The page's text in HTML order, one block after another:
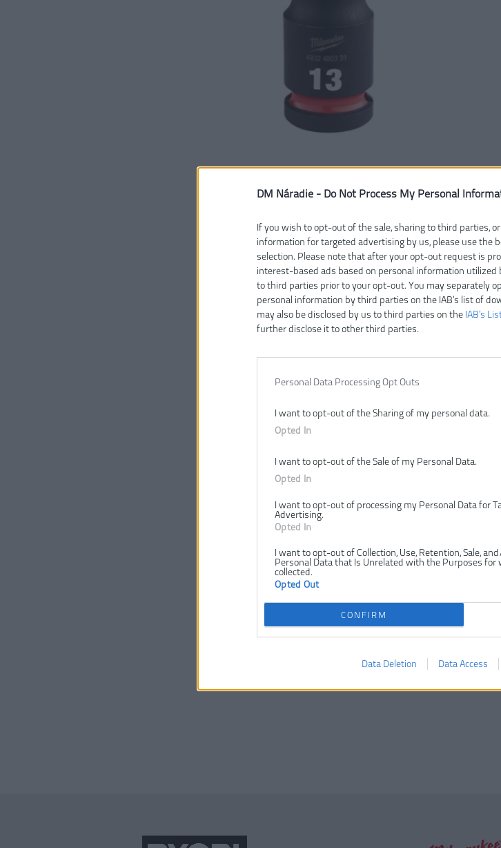
DM Náradie - Do Not Process My Personal
If you wish to opt-out of the sale, sharing to third parties,
information for targeted advertising by us, please use the
selection. Please note that after your opt-out request is
interest-based ads based on personal information utilized
to third parties prior to your opt-out. You may separately
personal information by third parties on the IAB’s list of
may also be disclosed by us to third parties on the IAB’s
further disclose it to other third parties.
Personal Data Processing Opt Outs
I want to opt-out of the Sharing of my personal data.
Opted In
I want to opt-out of the Sale of my Personal Data.
Opted In
I want to opt-out of processing my Personal Data for
Advertising.
Opted In
I want to opt-out of Collection, Use, Retention, Sale,
Personal Data that Is Unrelated with the Purposes for
collected.
Opted Out
CONFIRM
Data Deletion Data Access